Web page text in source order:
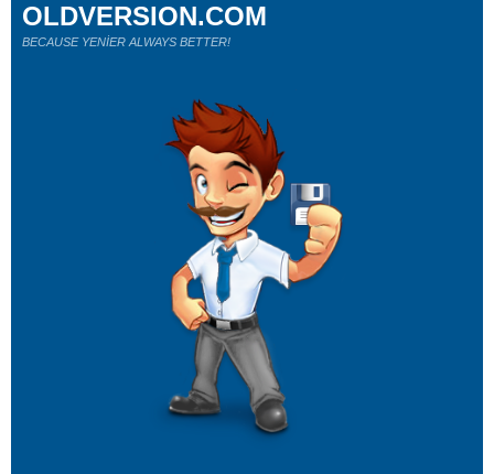
OLDVERSION.COM
BECAUSE YENİER ALWAYS BETTER!